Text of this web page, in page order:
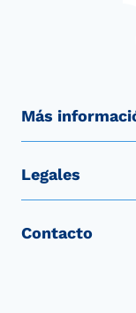
Más
Legales
Contacto